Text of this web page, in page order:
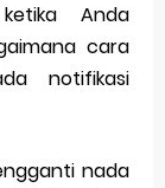
Anda
cara
notifikasi
nada